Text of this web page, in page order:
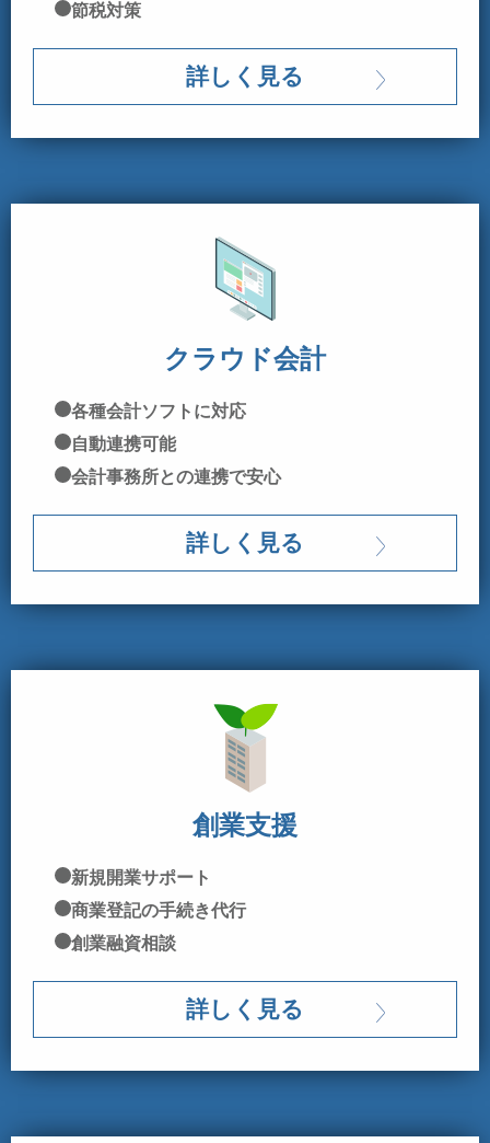
節税対策
詳しく見る
クラウド会計
各種会計ソフトに対応
自動連携可能
会計事務所との連携で安心
詳しく見る
創業支援
新規開業サポート
商業登記の手続き代行
創業融資相談
詳しく見る